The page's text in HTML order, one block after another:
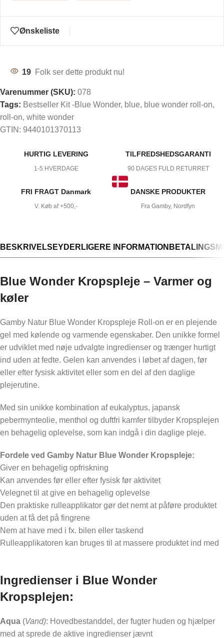
Ønskeliste
19 Folk ser dette produkt nu!
Varenummer (SKU): 078
Tags: Bestseller Kit -Blue Wonder, blue, blue wonder roll-on,
roll-on, white wonder
GTIN: 9440101370113
HURTIG LEVERING
1-5 HVERDAGE
TILFREDSHEDSGARANTI
90 DAGES FULD RETURRET
FRI FRAGT Danmark
V. Køb af +500,-
DANSKE PRODUKTER
Fra Gamby, Nordfyn
BESKRIVELSEYDERLIGERE INFORMATION
Blue Wonder Kropspleje – Varmer og
køler
Gamby Natur Blue Wonder Kropspleje Roll-on er en plejende
gel med kølende og varmende egenskaber. Den unikke formel
er udviklet med nøje udvalgte ingredienser og trænger hurtigt
ind uden at fedte. Gelen kan anvendes i løbet af dagen, før
eller efter fysisk aktivitet eller som en del af den daglige
plejerutine.
Med sin unikke kombination af eukalyptus, japansk
pebermynteolie, menthol og duftfri kamfer tilbyder Kropsplejen
en behagelig oplevelse, som kan indgå i din daglige pleje.
Fordele ved Gamby Natur Blue Wonder Kropspleje:
Giver en behagelig opfriskning
Kan anvendes før eller efter fysisk før aktivitet
Velegnet til at give en behagelig oplevelse
Den praktiske rulleapplikator gør det nemt at påføre produktet
uden at få det på fingrene
Nem at have med i fx. bilen eller taskend
Rulleapplikatoren kan bruges til at massere produktet ind med
Ingredienser i Blue Wonder
Kropsplejen:
Aqua (Vand): Hovedbestanddel, der fugter huden og hjælper
med at sprede de aktive ingredienser jævnt